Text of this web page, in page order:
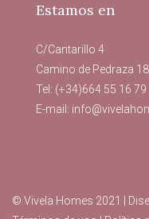
Estamos en
C/Cantarillo 4
Camino de Pedraza
Tel: (+34)664 55 16 79
E-mail:
© Vivela Homes 2021 |